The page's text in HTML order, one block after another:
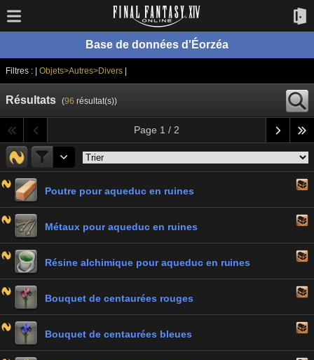
Base de données d'Éorzéa
Filtres : | Objets>Autres>Divers|
Résultats (96 résultat(s))
Page 1 / 2
Poutre pour aqueduc en ruines
Métaux pour aqueduc en ruines
Résine alchimique pour aqueduc en ruines
Bouquet de centaurées rouges
Bouquet de centaurées bleues